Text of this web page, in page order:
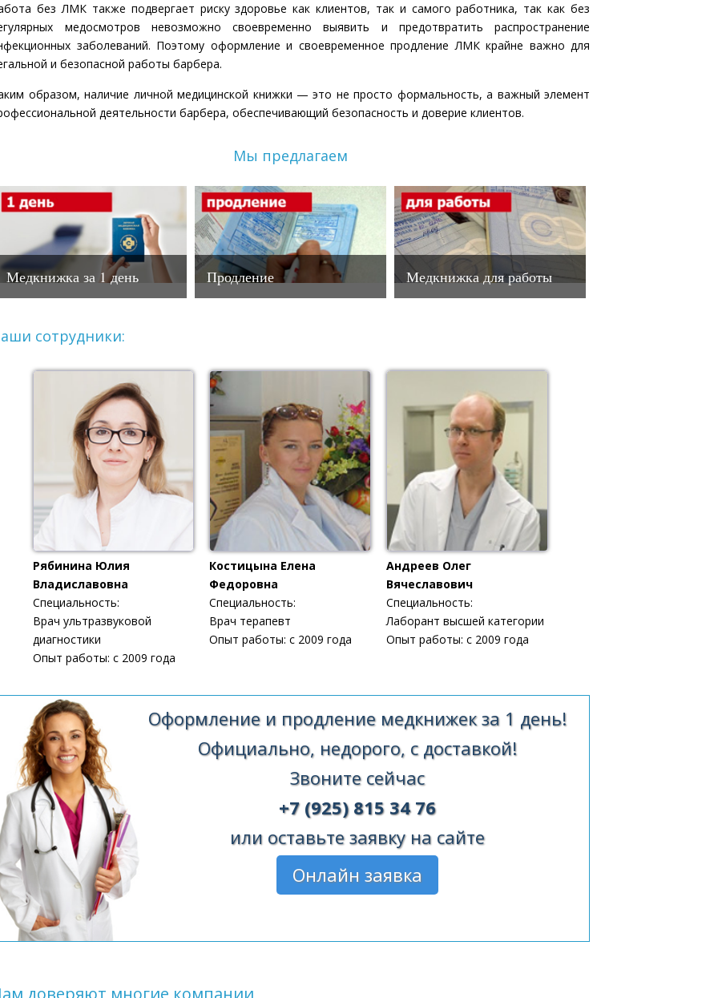
без ЛМК также подвергает риску здоровье как клиентов, так и самого работника, так как без
медосмотров невозможно своевременно выявить и предотвратить распространение
заболеваний. Поэтому оформление и своевременное продление ЛМК крайне важно для
и безопасной работы барбера.
образом, наличие личной медицинской книжки — это не просто формальность, а важный элемент
деятельности барбера, обеспечивающий безопасность и доверие клиентов.
Мы предлагаем
Медкнижка за 1 день Продление Медкнижка для работы
сотрудники:
Рябинина Юлия
Владиславовна
Специальность:
Врач ультразвуковой
диагностики
Опыт работы: с 2009 года
Костицына Елена
Федоровна
Специальность:
Врач терапевт
Опыт работы: с 2009 года
Андреев Олег
Вячеславович
Специальность:
Лаборант высшей категории
Опыт работы: с 2009 года
Оформление и продление медкнижек за 1 день!
Официально, недорого, с доставкой!
Звоните сейчас
+7 (925) 815 34 76
или оставьте заявку на сайте
Онлайн заявка